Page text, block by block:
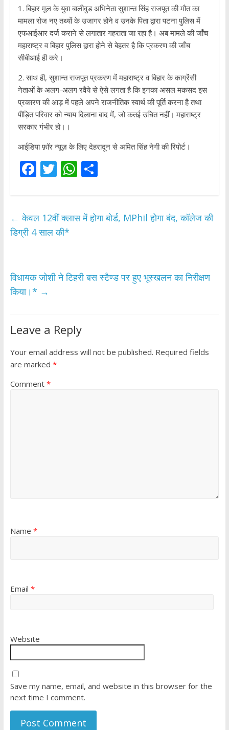
1. बिहार मूल के युवा बालीवुड अभिनेता सुशान्त सिंह राजपूत की मौत का
मामला रोज नए तथ्यों के उजागर होने व उनके पिता द्वारा पटना पुलिस में
एफआईआर दर्ज कराने से लगातार गहराता जा रहा है। अब मामले की जाँच
महाराष्ट्र व बिहार पुलिस द्वारा होने से बेहतर है कि प्रकरण की जाँच
सीबीआई ही करे।
2. साथ ही, सुशान्त राजपूत प्रकरण में महाराष्ट्र व बिहार के काग्रेंसी
नेताओं के अलग-अलग रवैये से ऐसे लगता है कि इनका असल मकसद इस
प्रकारण की आड़ में पहले अपने राजनीतिक स्वार्थ की पूर्ति करना है तथा
पीड़ित परिवार को न्याय दिलाना बाद में, जो कतई उचित नहीं। महाराष्ट्र
सरकार गंभीर हो।।
आईडिया फ़ॉर न्यूज़ के लिए देहरादून से अमित सिंह नेगी की रिपोर्ट।
F
b
o
k
T
er
W
s
p
S
e
← केवल 12वीं क्‍लास में होगा बोर्ड, MPhil होगा बंद, कॉलेज की
डिग्री 4 साल की*
विधायक जोशी ने टिहरी बस स्टैण्ड पर हुए भूस्खलन का निरीक्षण
किया।* →
Leave a Reply
Your email address will not be published. Required fields
are marked *
Comment *
Name *
Email *
Website
Save my name, email, and website in this browser for the
next time I comment.